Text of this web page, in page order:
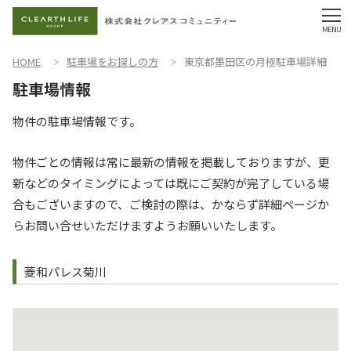
HOME 駐車場をお探しの方 東京都墨田区の月極駐車場詳細
物件の駐車場情報です。
物件ごとの情報は常に最新の情報を掲載しておりますが、更
新などのタイミングによっては既にご契約が完了している場
合もございますので、ご検討の際は、かならず詳細ページか
らお問い合せいただけますようお願いいたします。
菱和パレス菊川